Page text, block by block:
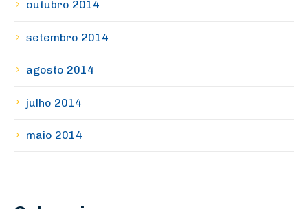
outubro 2014
setembro 2014
agosto 2014
julho 2014
maio 2014